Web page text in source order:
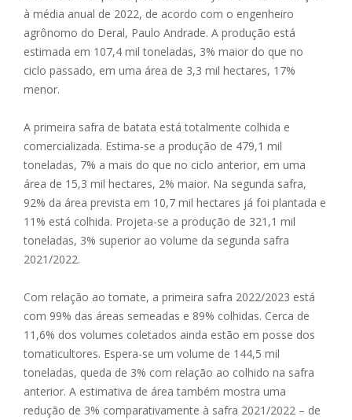
à média anual de 2022, de acordo com o engenheiro
agrônomo do Deral, Paulo Andrade. A produção está
estimada em 107,4 mil toneladas, 3% maior do que no
ciclo passado, em uma área de 3,3 mil hectares, 17%
menor.
A primeira safra de batata está totalmente colhida e
comercializada. Estima-se a produção de 479,1 mil
toneladas, 7% a mais do que no ciclo anterior, em uma
área de 15,3 mil hectares, 2% maior. Na segunda safra,
92% da área prevista em 10,7 mil hectares já foi plantada e
11% está colhida. Projeta-se a produção de 321,1 mil
toneladas, 3% superior ao volume da segunda safra
2021/2022.
Com relação ao tomate, a primeira safra 2022/2023 está
com 99% das áreas semeadas e 89% colhidas. Cerca de
11,6% dos volumes coletados ainda estão em posse dos
tomaticultores. Espera-se um volume de 144,5 mil
toneladas, queda de 3% com relação ao colhido na safra
anterior. A estimativa de área também mostra uma
redução de 3% comparativamente à safra 2021/2022 – de